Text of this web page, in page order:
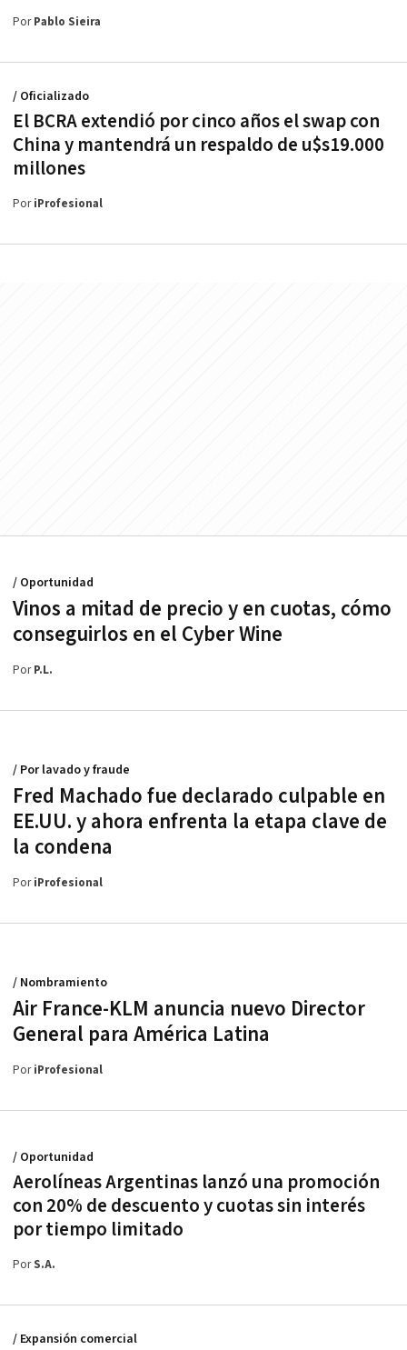
PorPablo Sieira
El BCRA extendió por cinco años el swap con
China y mantendrá un respaldo de u$s19.000
millones
/ Oficializado
PoriProfesional
Vinos a mitad de precio y en cuotas, cómo
conseguirlos en el Cyber Wine
/ Oportunidad
PorP.L.
Fred Machado fue declarado culpable en
EE.UU. y ahora enfrenta la etapa clave de
la condena
/ Por lavado y fraude
PoriProfesional
Air France-KLM anuncia nuevo Director
General para América Latina
/ Nombramiento
PoriProfesional
Aerolíneas Argentinas lanzó una promoción
con 20% de descuento y cuotas sin interés
por tiempo limitado
/ Oportunidad
PorS.A.
/ Expansión comercial